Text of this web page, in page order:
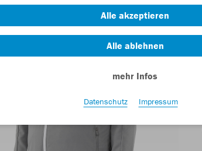
Alle akzeptieren
Alle ablehnen
mehr Infos
Datenschutz Impressum